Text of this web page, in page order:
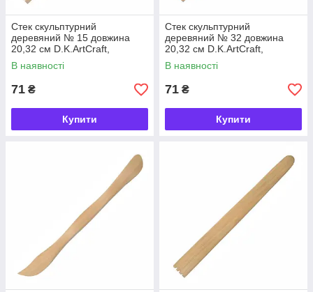
Стек скульптурний
деревяний № 15 довжина
20,32 см D.K.ArtCraft,
94161915
В наявності
71 ₴
Купити
Стек скульптурний
деревяний № 32 довжина
20,32 см D.K.ArtCraft,
94161932
В наявності
71 ₴
Купити